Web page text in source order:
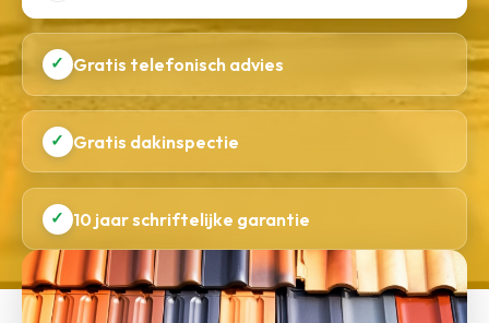
✓ Gratis telefonisch advies
✓ Gratis dakinspectie
✓ 10 jaar schriftelijke garantie